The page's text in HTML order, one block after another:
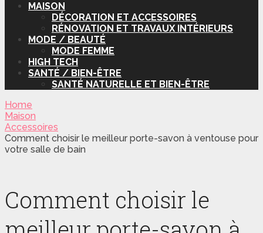
MAISON
DÉCORATION ET ACCESSOIRES
RÉNOVATION ET TRAVAUX INTÉRIEURS
MODE / BEAUTÉ
MODE FEMME
HIGH TECH
SANTÉ / BIEN-ÊTRE
SANTÉ NATURELLE ET BIEN-ÊTRE
Home
Maison
Accessoires
Comment choisir le meilleur porte-savon à ventouse pour
votre salle de bain
Comment choisir le